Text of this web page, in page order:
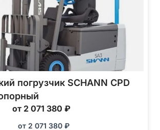
погрузчик SCHANN CPD
от 2 071 380 ₽
от 2 071 380 ₽